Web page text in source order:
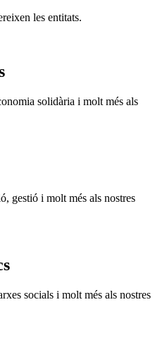
les entitats.
solidària i molt més als
gestió i molt més als nostres
socials i molt més als nostres